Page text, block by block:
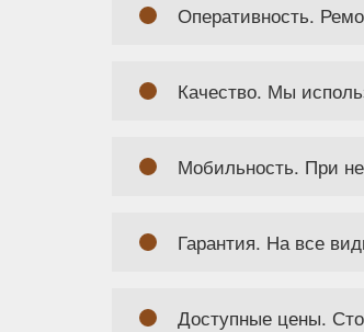
Оперативность.
Качество. Мы
Мобильность. При
Гарантия. На все
Доступные цены.